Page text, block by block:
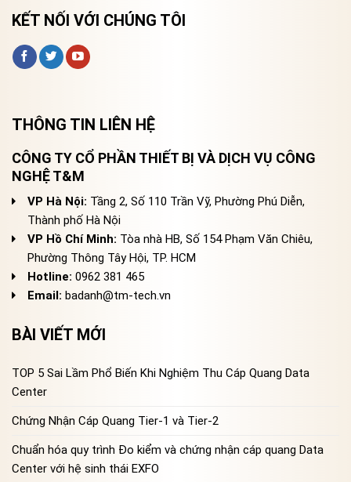
KẾT NỐI VỚI CHÚNG TÔI
THÔNG TIN LIÊN HỆ
CÔNG TY CỔ PHẦN THIẾT BỊ VÀ DỊCH VỤ CÔNG
NGHỆ T&M
VP Hà Nội: Tầng 2, Số 110 Trần Vỹ, Phường Phú Diễn,
Thành phố Hà Nội
VP Hồ Chí Minh: Tòa nhà HB, Số 154 Phạm Văn Chiêu,
Phường Thông Tây Hội, TP. HCM
Hotline: 0962 381 465
Email: badanh@tm-tech.vn
BÀI VIẾT MỚI
TOP 5 Sai Lầm Phổ Biến Khi Nghiệm Thu Cáp Quang Data
Center
Chứng Nhận Cáp Quang Tier-1 và Tier-2
Chuẩn hóa quy trình Đo kiểm và chứng nhận cáp quang Data
Center với hệ sinh thái EXFO